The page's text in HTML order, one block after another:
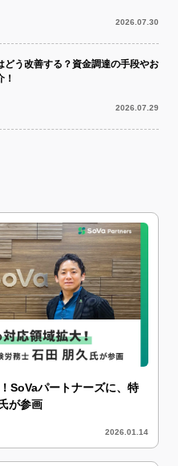
2026.07.30
どう改善する？資金調達の手段やお
2026.07.29
SoVaパートナーズに、特
が参画
2026.01.14